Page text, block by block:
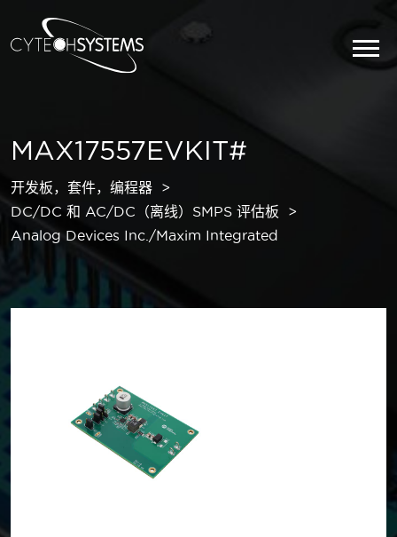
MAX17557EVKIT#
开发板，套件，编程器
DC/DC 和 AC/DC（离线）SMPS 评估板
Analog Devices Inc./Maxim Integrated